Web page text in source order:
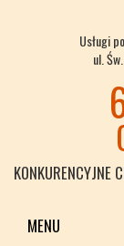
Usługi
ul.
KONKURENCYJNE
MENU